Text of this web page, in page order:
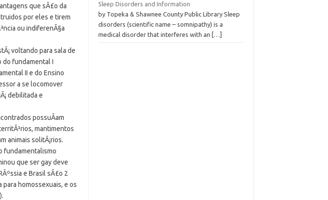
que sÃ£o da
por eles e tirem
ou indiferenÃ§a
voltando para sala de
do fundamental I
II e do Ensino
a se locomover
debilitada e
possuÃ­am
mantimentos
animais solitÃ¡rios.
fundamentalismo
que ser gay deve
e Brasil sÃ£o 2
homossexuais, e os
Sleep Disorders and Information
by Topeka & Shawnee County Public Library Sleep
disorders (scientific name – somnipathy) is a
medical disorder that interferes with an
[…]